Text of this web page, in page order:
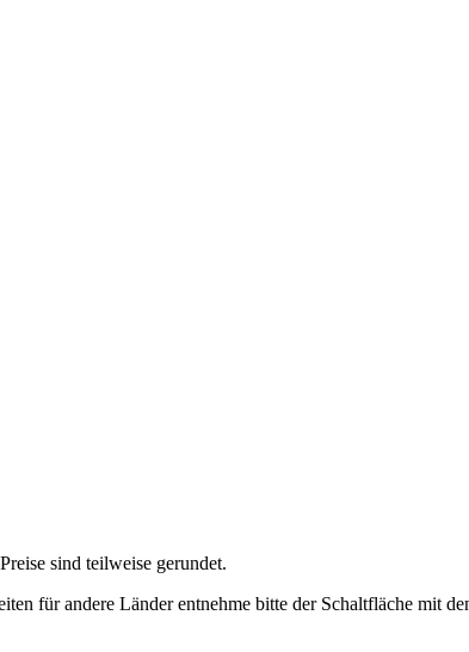
sind teilweise gerundet.
für andere Länder entnehme bitte der Schaltfläche mit